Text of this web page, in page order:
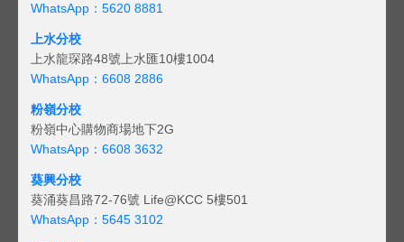
WhatsApp：5620 8881
上水分校
上水龍琛路48號上水匯10樓1004
WhatsApp：6608 2886
粉嶺分校
粉嶺中心購物商場地下2G
WhatsApp：6608 3632
葵興分校
葵涌葵昌路72-76號 Life@KCC 5樓501
WhatsApp：5645 3102